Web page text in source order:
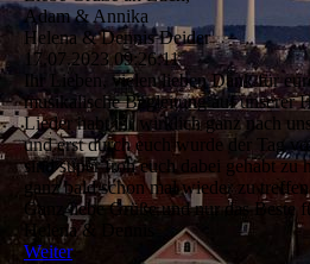
Adam & Annika
Helena & Dennis Deider
17.07.2023 09:26:11
Ihr Lieben, vielen lieben Dank für
musikalische Begleitung auf unserer
Lieder habt ihr wirklich ganz nach
und erst durch euch wurde der Tag
sind super froh euch dabei gehabt zu
ganz bald schon mal wieder zu
Ganz liebe Grüße und nur das Beste
Helena & Dennis
Weiter